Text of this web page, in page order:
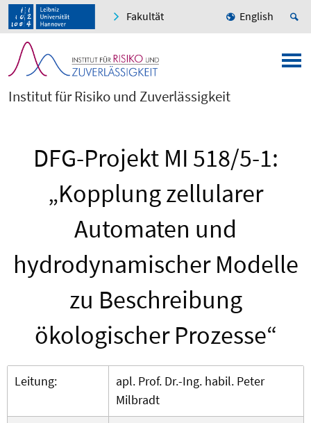
Fakultät English
Institut für Risiko und Zuverlässigkeit
DFG-Projekt MI 518/5-1:
„Kopplung zellularer
Automaten und
hydrodynamischer Modelle
zu Beschreibung
ökologischer Prozesse“
Leitung:
apl. Prof. Dr.-Ing. habil. Peter
Milbradt